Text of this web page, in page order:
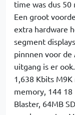
time was dus 50
Een groot
extra hardware
segment
pinnnen voor de
uitgang is er
1,638 Kbits
memory, 144 18
Blaster, 64MB